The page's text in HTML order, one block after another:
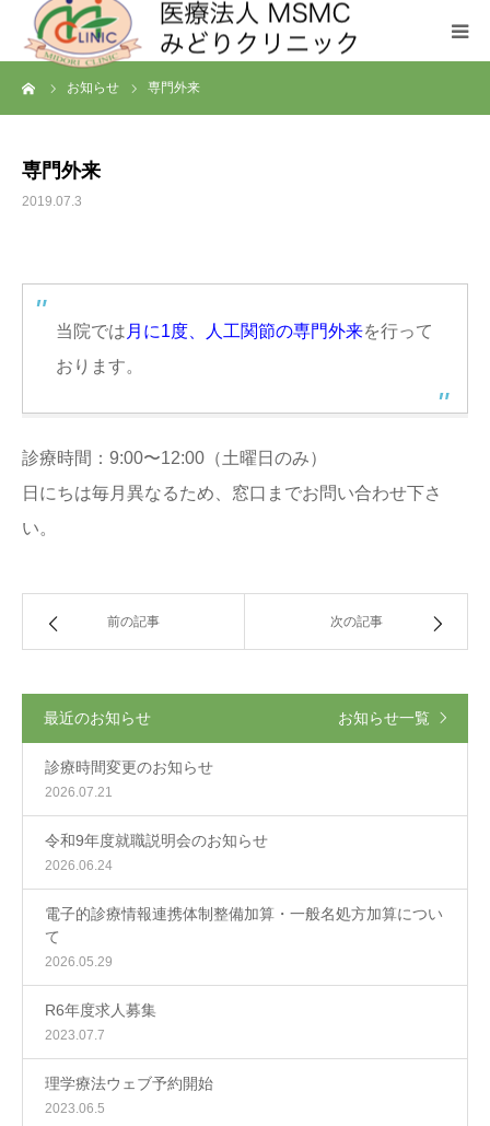
お知らせ 専門外来
専門外来
2019.07.3
当院では 月に1度、人工関節の専門外来を行って
おります。
診療時間：9:00〜12:00（土曜日のみ）
日にちは毎月異なるため、窓口までお問い合わせ下さ
い。
前の記事 次の記事
最近のお知らせ お知らせ一覧
診療時間変更のお知らせ
2026.07.21
令和9年度就職説明会のお知らせ
2026.06.24
電子的診療情報連携体制整備加算・一般名処方加算につい
て
2026.05.29
R6年度求人募集
2023.07.7
理学療法ウェブ予約開始
2023.06.5
クリニックについて
メディカルフィットネス SHL